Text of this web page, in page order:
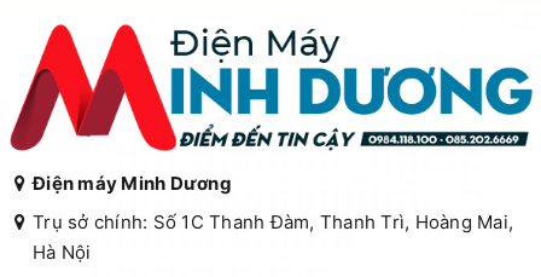
Điện máy Minh Dương
Trụ sở chính: Số 1C Thanh Đàm, Thanh Trì, Hoàng Mai,
Hà Nội